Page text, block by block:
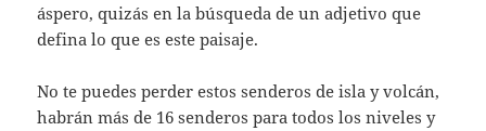
áspero, quizás en la búsqueda de un adjetivo que
defina lo que es este paisaje.
No te puedes perder estos senderos de isla y volcán,
habrán más de 16 senderos para todos los niveles y